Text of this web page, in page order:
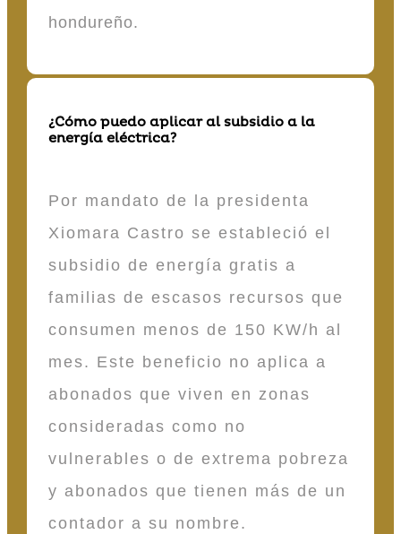
hondureño.
¿Cómo puedo aplicar al subsidio a la
energía eléctrica?
Por mandato de la presidenta
Xiomara Castro se estableció el
subsidio de energía gratis a
familias de escasos recursos que
consumen menos de 150 KW/h al
mes. Este beneficio no aplica a
abonados que viven en zonas
consideradas como no
vulnerables o de extrema pobreza
y abonados que tienen más de un
contador a su nombre.